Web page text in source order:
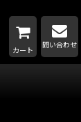
カート
問い合わせ